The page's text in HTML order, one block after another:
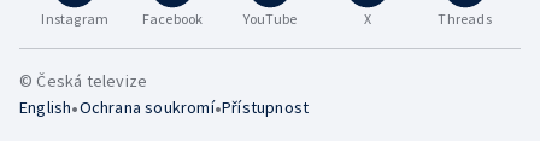
Instagram Facebook YouTube X Threads
© Česká televize
English•Ochrana soukromí•Přístupnost